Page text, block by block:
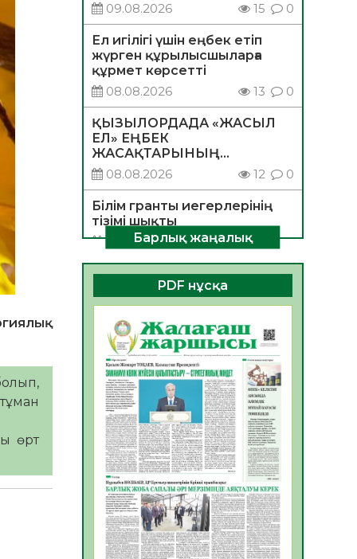
өрт
09.08.2026
15 0
Ел игілігі үшін еңбек етіп
жүрген құрылысшыларға
құрмет көрсетті
08.08.2026
13 0
ҚЫЗЫЛОРДАДА «ЖАСЫЛ
ЕЛ» ЕҢБЕК
ЖАСАҚТАРЫНЫҢ
ҚАТЫСУЫМЕН
ЭКОЛОГИЯЛЫҚ СЕНБІЛІК
ӨТТІ
08.08.2026 12 0
Білім гранты иегерлерінің
тізімі шықты
07.08.2026
12 0
Қазақстандықтар Құрылтай
сайлауынан жақсылық
күтеді – қоғамдық пікір
зерттеуі
07.08.2026 13
«Дауыс беру учаскесін
қалай табуға болады?»
07.08.2026
13
ҚҰРЫЛТАЙ САЙЛАУЫ –
БІРЛІК ПЕН
БЕЛСЕНДІЛІКТІҢ БЕЛГІСІ
07.08.2026
53
5547 әскери бөлімінде
«Алғашқы қызмет күні» іс-
шарасы өтті
Барлық жаңалық
PDF нұсқа